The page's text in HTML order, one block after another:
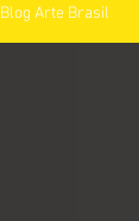
Blog Arte Brasil